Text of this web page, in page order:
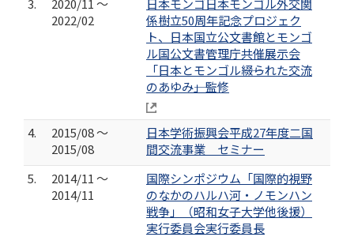
3.
2020/11 ～
2022/02
日本モンゴ日本モンゴル外交関
係樹立50周年記念プロジェク
ト、日本国立公文書館とモンゴ
ル国公文書管理庁共催展示会
「日本とモンゴル――綴られた交流
のあゆみ――」監修
4.
2015/08 ～
2015/08
日本学術振興会平成27年度二国
間交流事業 セミナー
5.
2014/11 ～
2014/11
国際シンポジウム「国際的視野
のなかのハルハ河・ノモンハン
戦争」（昭和女子大学他後援）
実行委員会実行委員長